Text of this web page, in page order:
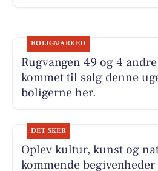
BOLIGMARKED
Rugvangen 49 og 4
kommet til salg denne
boligerne her.
DET SKER
Oplev kultur, kunst og
kommende begivenheder